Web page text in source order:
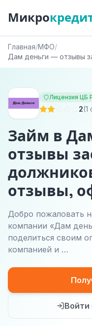
Микро
Главная/МФО/
Дам деньги — отзывы
Лицензия ЦБ
2(1
Займ в
отзывы
отзывы,
Добро пожаловать
компании «Дам
поделиться своим
компанией и …
Войти